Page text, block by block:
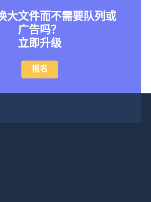
大文件而不需要队列或
广告吗？
立即升级
报名